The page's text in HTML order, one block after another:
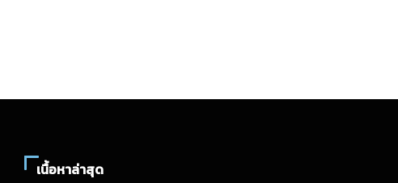
เนื้อหาล่าสุด